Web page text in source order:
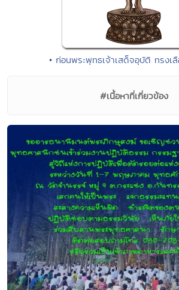
• ก่อนพระพุทธเจ้าเสด็จอุบัติ ทรงเ
#เนื้อหาที่เกี่ยวข้อง